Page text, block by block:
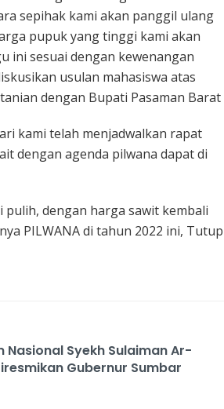
sepihak kami akan panggil ulang
pupuk yang tinggi kami akan
ini sesuai dengan kewenangan
usulan mahasiswa atas
dengan Bupati Pasaman Barat
kami telah menjadwalkan rapat
dengan agenda pilwana dapat di
dengan harga sawit kembali
PILWANA di tahun 2022 ini, Tutup
Nasional Syekh Sulaiman Ar-
Gubernur Sumbar